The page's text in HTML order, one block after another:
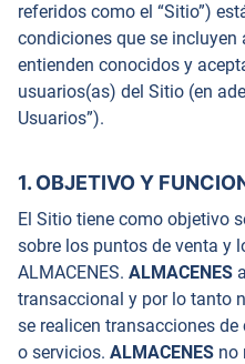
referidos como el “Sitio”)
condiciones que se
entienden conocidos y
usuarios(as) del Sitio (en
Usuarios”).
1. OBJETIVO Y
El Sitio tiene como objetivo
sobre los puntos de venta y
ALMACENES. ALMACENES
transaccional y por lo tanto
se realicen transacciones
o servicios. ALMACENES no